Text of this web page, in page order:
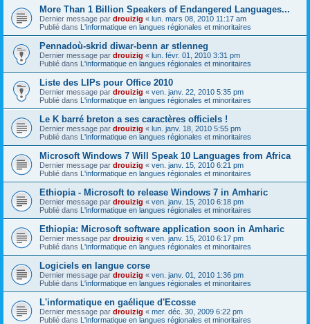
More Than 1 Billion Speakers of Endangered Languages...
Dernier message par drouizig « lun. mars 08, 2010 11:17 am
Publié dans L'informatique en langues régionales et minoritaires
Pennadoù-skrid diwar-benn ar stlenneg
Dernier message par drouizig « lun. févr. 01, 2010 3:31 pm
Publié dans L'informatique en langues régionales et minoritaires
Liste des LIPs pour Office 2010
Dernier message par drouizig « ven. janv. 22, 2010 5:35 pm
Publié dans L'informatique en langues régionales et minoritaires
Le K barré breton a ses caractères officiels !
Dernier message par drouizig « lun. janv. 18, 2010 5:55 pm
Publié dans L'informatique en langues régionales et minoritaires
Microsoft Windows 7 Will Speak 10 Languages from Africa
Dernier message par drouizig « ven. janv. 15, 2010 6:21 pm
Publié dans L'informatique en langues régionales et minoritaires
Ethiopia - Microsoft to release Windows 7 in Amharic
Dernier message par drouizig « ven. janv. 15, 2010 6:18 pm
Publié dans L'informatique en langues régionales et minoritaires
Ethiopia: Microsoft software application soon in Amharic
Dernier message par drouizig « ven. janv. 15, 2010 6:17 pm
Publié dans L'informatique en langues régionales et minoritaires
Logiciels en langue corse
Dernier message par drouizig « ven. janv. 01, 2010 1:36 pm
Publié dans L'informatique en langues régionales et minoritaires
L'informatique en gaélique d'Ecosse
Dernier message par drouizig « mer. déc. 30, 2009 6:22 pm
Publié dans L'informatique en langues régionales et minoritaires